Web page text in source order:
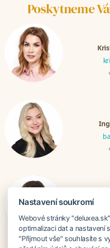
Poskytneme
Nastavení soukromí
Webové stránky
optimalizaci dat a nastavení
"Přijmout vše" souhlasíte s